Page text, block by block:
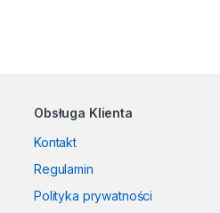
Obsługa Klienta
Kontakt
Regulamin
Polityka prywatności